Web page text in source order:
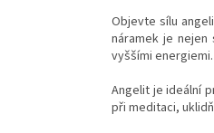
Objevte sílu
náramek je
vyššími energiemi.
Angelit je ideální
při meditaci,